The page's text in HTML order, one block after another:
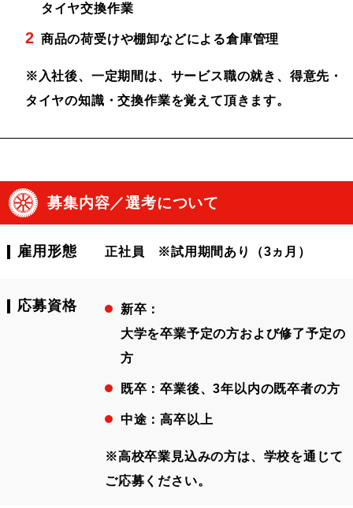
タイヤ交換作業
商品の荷受けや棚卸などによる倉庫管理
※入社後、一定期間は、サービス職の就き、得意先・
タイヤの知識・交換作業を覚えて頂きます。
募集内容／選考について
雇用形態 正社員 ※試用期間あり（3ヵ月）
応募資格
新卒：
大学を卒業予定の方および修了予定の
方
既卒：卒業後、3年以内の既卒者の方
中途：高卒以上
※高校卒業見込みの方は、学校を通じて
ご応募ください。